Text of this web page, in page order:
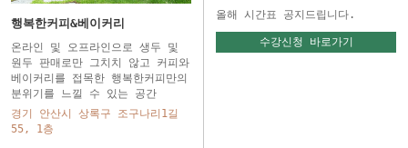
행복한커피&베이커리
온라인 및 오프라인으로 생두 및
원두 판매로만 그치치 않고 커피와
베이커리를 접목한 행복한커피만의
분위기를 느낄 수 있는 공간
경기 안산시 상록구 조구나리1길
55, 1층
올해 시간표 공지드립니다.
수강신청 바로가기